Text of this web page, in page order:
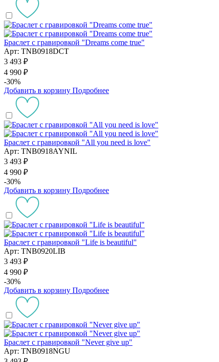
Браслет с гравировкой "Dreams come true"
Арт: TNB0918DCT
3 493 ₽
4 990 ₽
-30%
Добавить в корзину Подробнее
Браслет с гравировкой "All you need is love"
Арт: TNB0918AYNIL
3 493 ₽
4 990 ₽
-30%
Добавить в корзину Подробнее
Браслет с гравировкой "Life is beautiful"
Арт: TNB0920LIB
3 493 ₽
4 990 ₽
-30%
Добавить в корзину Подробнее
Браслет с гравировкой "Never give up"
Арт: TNB0918NGU